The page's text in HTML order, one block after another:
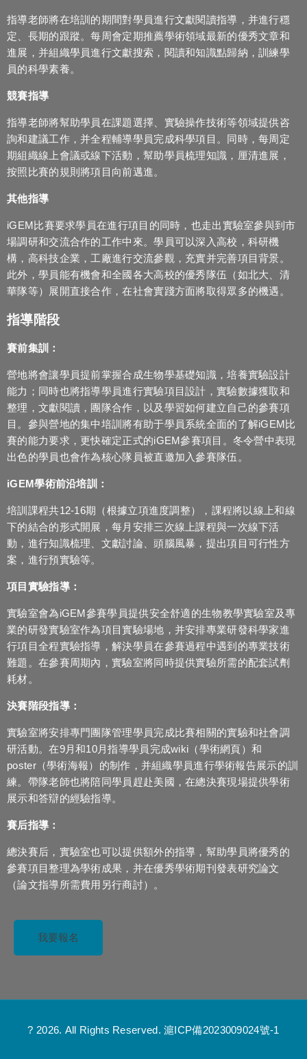
指導老師將在培訓的期間對學員進行文獻閱讀指導，并進行穩
定、長期的跟蹤。每周會定期推薦學術領域最新的優秀文章和
進展，并組織學員進行文獻搜索，閱讀和知識點歸納，訓練學
員的科學素養。
競賽指導
指導老師將幫助學員在課題選擇、實驗操作技術等領域提供咨
詢和建議工作，并全程輔導學員完成科學項目。同時，每周定
期組織線上會議或線下活動，幫助學員梳理知識，厘清進展，
按照比賽的規則將項目向前邁進。
其他指導
iGEM比賽要求學員在進行項目的同時，也走出實驗室參與到市
場調研和交流合作的工作中來。學員可以深入高校，科研機
構，高科技企業，工廠進行交流參觀，充實并完善項目背景。
此外，學員能有機會和全國各大高校的優秀隊伍（如北大、清
華隊等）展開直接合作，在社會實踐方面將取得眾多的機遇。
指導階段
賽前集訓：
營地將會讓學員提前掌握合成生物學基礎知識，培養實驗設計
能力；同時也將指導學員進行實驗項目設計，實驗數據獲取和
整理，文獻閱讀，團隊合作，以及學習如何建立自己的參賽項
目。參與營地的集中培訓將有助于學員系統全面的了解iGEM比
賽的能力要求，更快確定正式的iGEM參賽項目。冬令營中表現
出色的學員也會作為核心隊員被直邀加入參賽隊伍。
iGEM學術前沿培訓：
培訓課程共12-16期（根據立項進度調整），課程將以線上和線
下的結合的形式開展，每月安排三次線上課程與一次線下活
動，進行知識梳理、文獻討論、頭腦風暴，提出項目可行性方
案，進行預實驗等。
項目實驗指導：
實驗室會為iGEM參賽學員提供安全舒適的生物教學實驗室及專
業的研發實驗室作為項目實驗場地，并安排專業研發科學家進
行項目全程實驗指導，解決學員在參賽過程中遇到的專業技術
難題。在參賽周期內，實驗室將同時提供實驗所需的配套試劑
耗材。
決賽階段指導：
實驗室將安排專門團隊管理學員完成比賽相關的實驗和社會調
研活動。在9月和10月指導學員完成wiki（學術網頁）和
poster（學術海報）的制作，并組織學員進行學術報告展示的訓
練。帶隊老師也將陪同學員趕赴美國，在總決賽現場提供學術
展示和答辯的經驗指導。
賽后指導：
總決賽后，實驗室也可以提供額外的指導，幫助學員將優秀的
參賽項目整理為學術成果，并在優秀學術期刊發表研究論文
（論文指導所需費用另行商討）。
我要報名
? 2026. All Rights Reserved.滬ICP備2023009024號-1